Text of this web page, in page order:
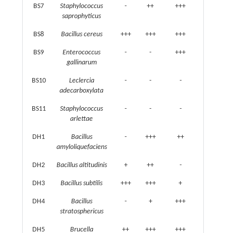
BS7
Staphylococcus
saprophyticus
- ++ +++
BS8 Bacillus cereus +++ +++ +++
BS9
Enterococcus
gallinarum
- - +++
BS10
Leclercia
adecarboxylata
- - -
BS11
Staphylococcus
arlettae
- - -
DH1
Bacillus
amyloliquefaciens
- +++ ++
DH2 Bacillus altitudinis + ++ -
DH3 Bacillus subtilis +++ +++ +
DH4
Bacillus
stratosphericus
- + +++
DH5 Brucella ++ +++ +++